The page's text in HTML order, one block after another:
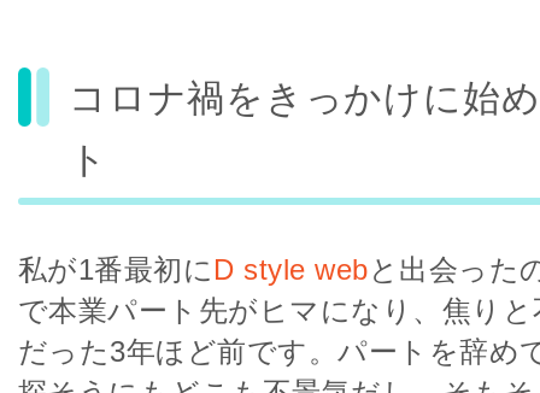
コロナ禍をきっかけに始
ト
私が1番最初に D style webと出会った
で本業パート先がヒマになり、焦り
だった3年ほど前です。パートを辞め